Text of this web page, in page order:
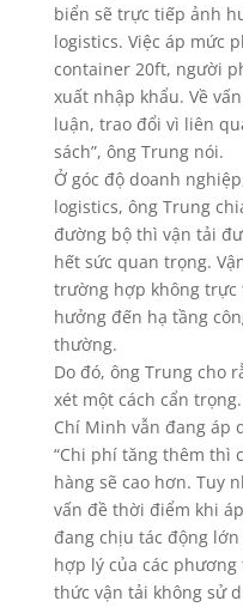
biển sẽ trực tiếp ảnh
logistics. Việc áp mức
container 20ft, người
xuất nhập khẩu. Về
luận, trao đổi vì liên
sách”, ông Trung nói.
Ở góc độ doanh
logistics, ông Trung
đường bộ thì vận tải
hết sức quan trọng.
trường hợp không trực
hưởng đến hạ tầng
thường.
Do đó, ông Trung cho
xét một cách cẩn
Chí Minh vẫn đang áp
“Chi phí tăng thêm thì
hàng sẽ cao hơn. Tuy
vấn đề thời điểm khi
đang chịu tác động
hợp lý của các
thức vận tải không sử